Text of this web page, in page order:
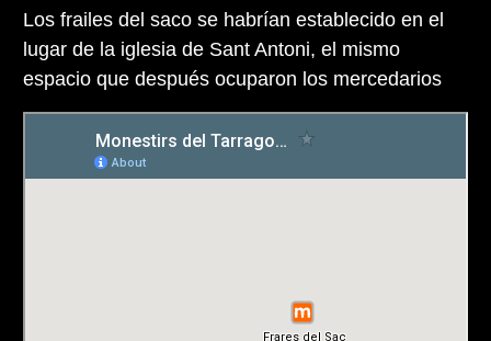
Los frailes del saco se habrían establecido en el
lugar de la iglesia de Sant Antoni, el mismo
espacio que después ocuparon los mercedarios